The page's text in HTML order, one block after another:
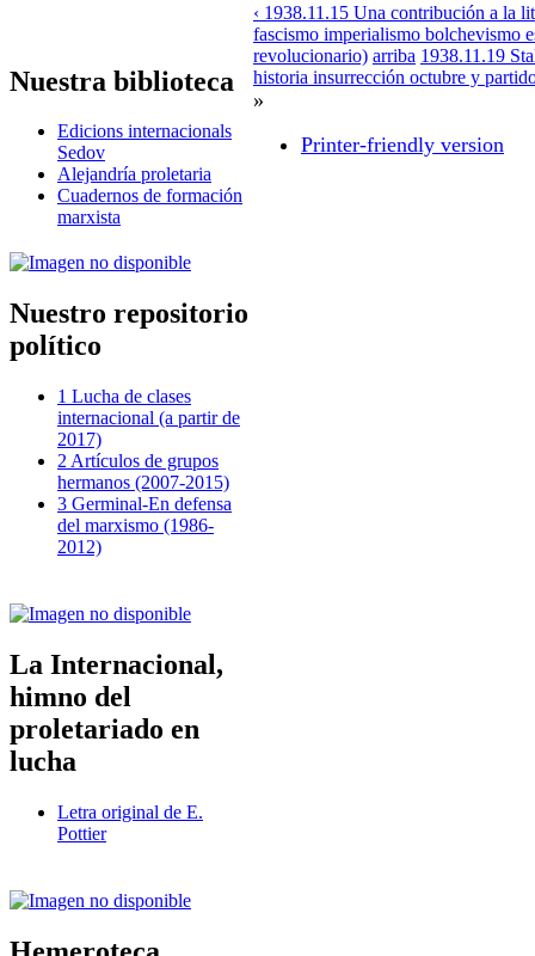
Nuestra biblioteca
Edicions internacionals
Sedov
Alejandría proletaria
Cuadernos de formación
marxista
Nuestro repositorio
político
1 Lucha de clases
internacional (a partir de
2017)
2 Artículos de grupos
hermanos (2007-2015)
3 Germinal-En defensa
del marxismo (1986-
2012)
La Internacional,
himno del
proletariado en
lucha
Letra original de E.
Pottier
‹ 1938.11.15 Una contribución a la
fascismo imperialismo bolchevismo
revolucionario) arriba 1938.11.19
historia insurrección octubre y
»
Printer-friendly version